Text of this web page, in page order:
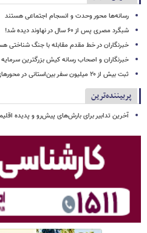
رسانه‌ها محور وحدت و انسجام اجتماعی هستند
شبگرد مصری پس از ۶۰ سال در نهاوند دیده شد!
خبرنگاران در خط مقدم مقابله با جنگ شناختی
خبرنگاران و اصحاب رسانه کیش بزرگترین
ثبت بیش از ۲۰ میلیون سفر بین‌استانی در محورهای مازندران
پربیننده‌ترین
آخرین تدابیر برای بارش‌های پیش‌رو و پدیده